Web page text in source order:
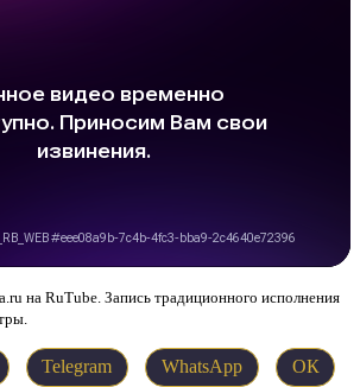
на RuTube. Запись традиционного исполнения
Telegram WhatsApp ОК